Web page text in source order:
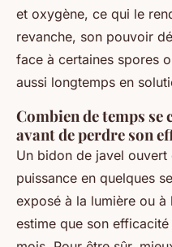
et oxygène, ce qui le
revanche, son pouvoir
face à certaines spores
aussi longtemps en
Combien de temps
avant de perdre son
Un bidon de javel
puissance en quelques
exposé à la lumière ou à
estime que son